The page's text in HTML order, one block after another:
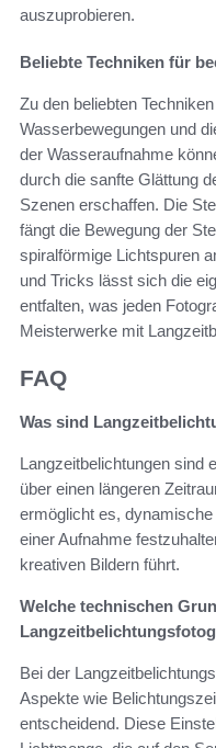
auszuprobieren.
Beliebte Techniken für
Zu den beliebten
Wasserbewegungen und
der Wasseraufnahme
durch die sanfte Glättung
Szenen erschaffen. Die
fängt die Bewegung der
spiralförmige Lichtspuren
und Tricks lässt sich die
entfalten, was jeden
Meisterwerke mit
FAQ
Was sind
Langzeitbelichtungen sind
über einen längeren
ermöglicht es,
einer Aufnahme
kreativen Bildern führt.
Welche technischen
Bei der
Aspekte wie
entscheidend. Diese